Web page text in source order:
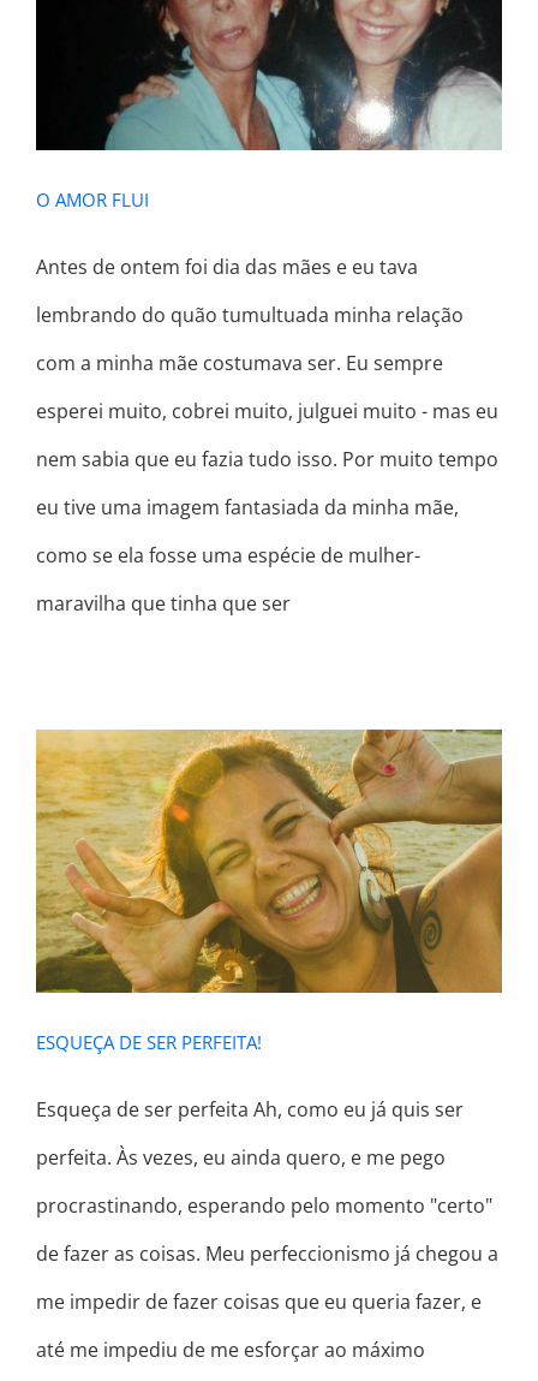
O AMOR FLUI
O AMOR FLUI
Antes de ontem foi dia das mães e eu tava
lembrando do quão tumultuada minha relação
com a minha mãe costumava ser. Eu sempre
esperei muito, cobrei muito, julguei muito - mas eu
nem sabia que eu fazia tudo isso. Por muito tempo
eu tive uma imagem fantasiada da minha mãe,
como se ela fosse uma espécie de mulher-
maravilha que tinha que ser
ESQUEÇA DE SER PERFEITA!
ESQUEÇA DE SER PERFEITA!
Esqueça de ser perfeita Ah, como eu já quis ser
perfeita. Às vezes, eu ainda quero, e me pego
procrastinando, esperando pelo momento "certo"
de fazer as coisas. Meu perfeccionismo já chegou a
me impedir de fazer coisas que eu queria fazer, e
até me impediu de me esforçar ao máximo